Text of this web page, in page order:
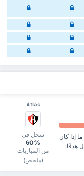
Atlas
سجل في
60%
من المباريات
(ملخص)
إذا كان
هدفًا.